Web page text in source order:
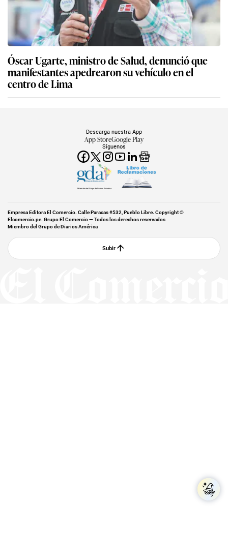
Óscar Ugarte, ministro de Salud, denunció que
manifestantes apedrearon su vehículo en el
centro de Lima
Síguenos
Descarga nuestra App
App StoreGoogle Play
Miembro del Grupo de Diarios América
Empresa Editora El Comercio. Calle Paracas #532, Pueblo Libre. Copyright ©
Elcomercio.pe. Grupo El Comercio — Todos los derechos reservados
Miembro del Grupo de Diarios América
Subir